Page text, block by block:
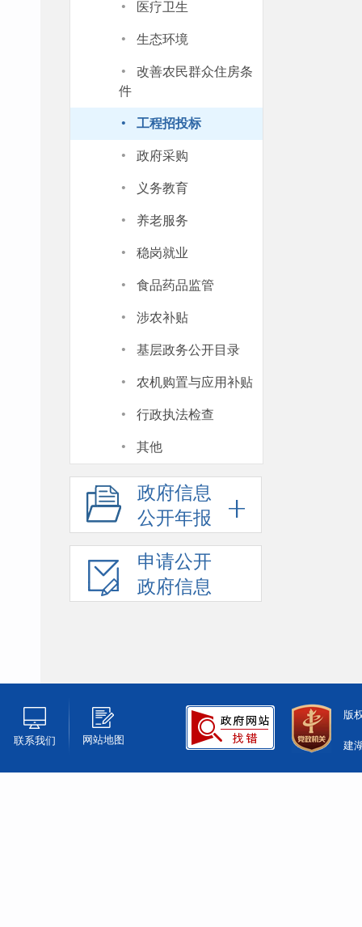
· 医疗卫生
· 生态环境
·
改善农民群众住房条
件
· 工程招投标
· 政府采购
· 义务教育
· 养老服务
· 稳岗就业
· 食品药品监管
· 涉农补贴
· 基层政务公开目录
· 农机购置与应用补贴
· 行政执法检查
· 其他
政府信息
公开年报
申请公开
政府信息
联系我们 网站地图
版
建